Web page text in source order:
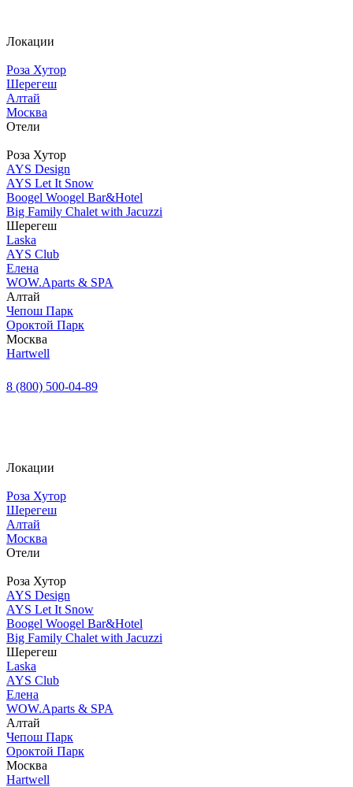
Локации
Роза Хутор
Шерегеш
Алтай
Москва
Отели
Роза Хутор
AYS Design
AYS Let It Snow
Boogel Woogel Bar&Hotel
Big Family Chalet with Jacuzzi
Шерегеш
Laska
AYS Club
Елена
WOW.Aparts & SPA
Алтай
Чепош Парк
Ороктой Парк
Москва
Hartwell
8 (800) 500-04-89
Локации
Роза Хутор
Шерегеш
Алтай
Москва
Отели
Роза Хутор
AYS Design
AYS Let It Snow
Boogel Woogel Bar&Hotel
Big Family Chalet with Jacuzzi
Шерегеш
Laska
AYS Club
Елена
WOW.Aparts & SPA
Алтай
Чепош Парк
Ороктой Парк
Москва
Hartwell